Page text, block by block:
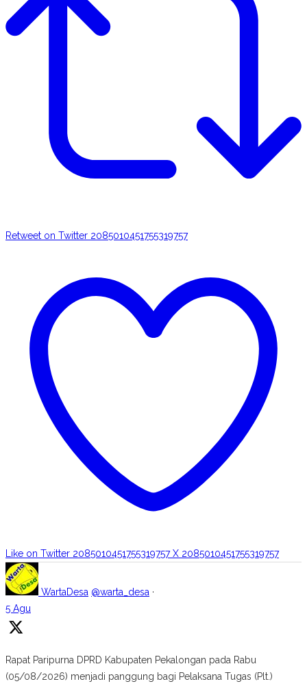
Retweet on Twitter 2085010451755319757
Like on Twitter 2085010451755319757 X 2085010451755319757
WartaDesa @warta_desa ·
5 Agu
Rapat Paripurna DPRD Kabupaten Pekalongan pada Rabu
(05/08/2026) menjadi panggung bagi Pelaksana Tugas (Plt.)